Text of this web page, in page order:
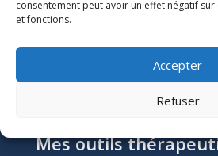
consentement peut avoir un effet négatif
et fonctions.
Accepter
Refuser
Mentions Légales
Mes outils